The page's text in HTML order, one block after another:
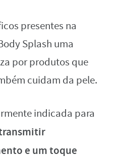
presentes na
Splash uma
por produtos que
cuidam da pele.
indicada para
e um toque